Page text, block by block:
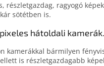
részlet­gazdag, ragyogó
sötétben is.
hátoldali kamerák.
kamerákkal bármilyen
is részlet­gazdagabb